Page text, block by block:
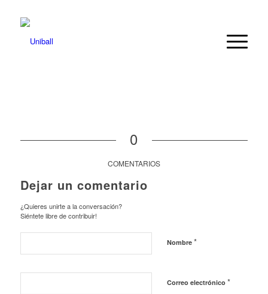
0
COMENTARIOS
Dejar un comentario
¿Quieres unirte a la conversación?
Siéntete libre de contribuir!
Nombre *
Correo electrónico *